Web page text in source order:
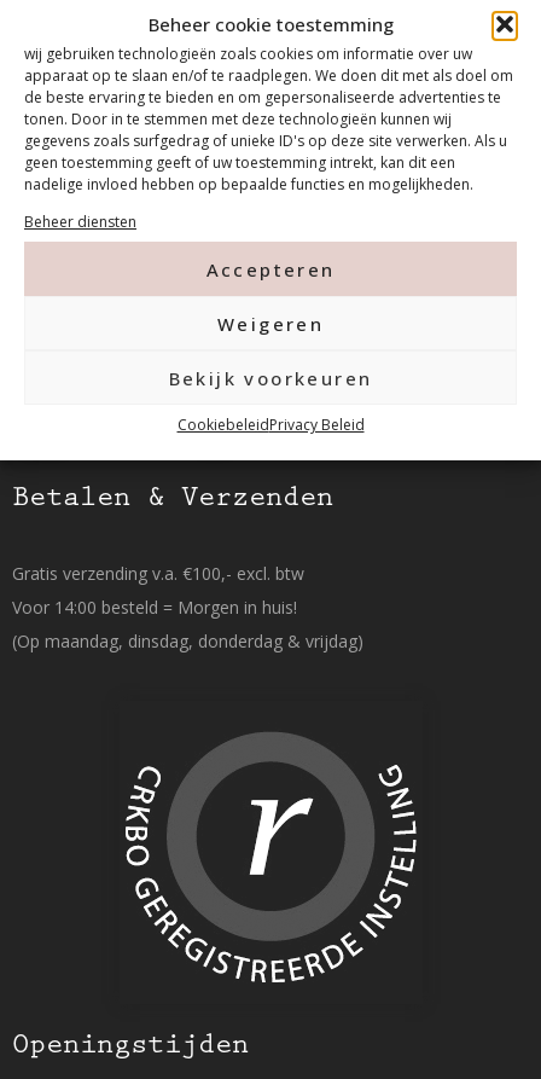
Beheer cookie toestemming
wij gebruiken technologieën zoals cookies om informatie over uw
apparaat op te slaan en/of te raadplegen. We doen dit met als doel om
de beste ervaring te bieden en om gepersonaliseerde advertenties te
tonen. Door in te stemmen met deze technologieën kunnen wij
gegevens zoals surfgedrag of unieke ID's op deze site verwerken. Als u
geen toestemming geeft of uw toestemming intrekt, kan dit een
nadelige invloed hebben op bepaalde functies en mogelijkheden.
Beheer diensten
Accepteren
Weigeren
Bekijk voorkeuren
CookiebeleidPrivacy Beleid
Contact
Tanthofdreef 7 2623 EW Delft
Betalen & Verzenden
Gratis verzending v.a. €100,- excl. btw
Voor 14:00 besteld = Morgen in huis!
(Op maandag, dinsdag, donderdag & vrijdag)
Openingstijden